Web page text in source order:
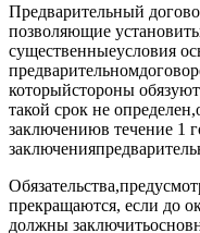
Предварительный
позволяющие
существенныеусловия
которыйстороны
такой срок не
заключениюв течение 1
прекращаются, если до
должны